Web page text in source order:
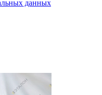
данных